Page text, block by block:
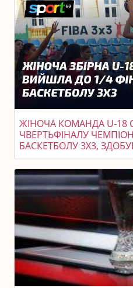
ЖІНОЧА КОМАНДА U-18
ЧВЕРТЬФІНАЛУ
БАСКЕТБОЛУ 3X3,